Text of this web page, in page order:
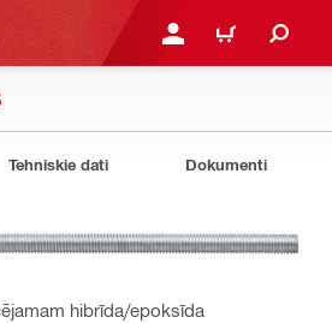
PIESLĒGTIES VAI
IEPIRKŠANĀS
Tehniskie dati Dokumenti
hibrīda/epoksīda